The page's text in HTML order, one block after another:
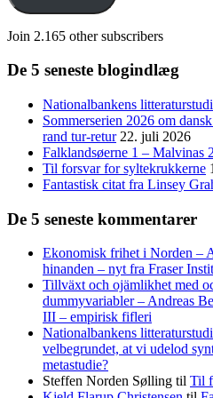
Join 2.165 other subscribers
De 5 seneste blogindlæg
Nationalbankens
Sommerserien 2026 om
rand tur-retur 22. juli 2026
Falklandsøerne 1 – Malvinas 2
Til forsvar for syltekrukkerne
Fantastisk citat fra Linsey
De 5 seneste kommentarer
Ekonomisk frihet i Norden –
hinanden – nyt fra Fraser
Tillväxt och ojämlikhet med
dummyvariabler – Andreas
III – empirisk fifleri
Nationalbankens
velbegrundet, at vi udelod
metastudie?
Steffen Norden Sølling til Til